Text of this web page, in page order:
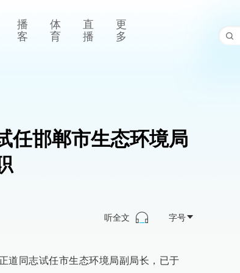
播
客
体
育
直
播
更
多
任邯郸市生态环境局
听全文 字号
道同志试任市生态环境局副局长，已于